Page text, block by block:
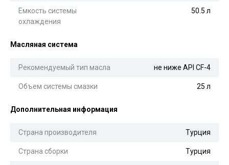
Емкость системы
охлаждения
50.5 л
Масляная система
Рекомендуемый тип масла не ниже API CF-4
Объем системы смазки 25 л
Дополнительная информация
Страна производителя Турция
Страна сборки Турция